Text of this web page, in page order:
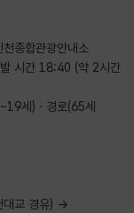
종합관광안내소
시간 18:40 (약 2시간
세) · 경로(65세
대교 경유) →